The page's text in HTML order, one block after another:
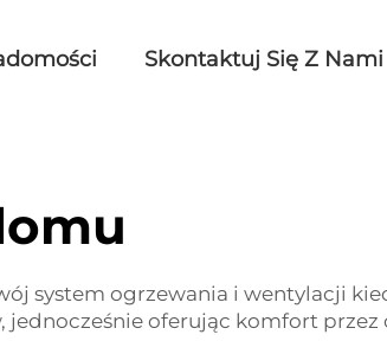
Skontaktuj Się Z Nami
system ogrzewania i wentylacji
oferując komfort przez